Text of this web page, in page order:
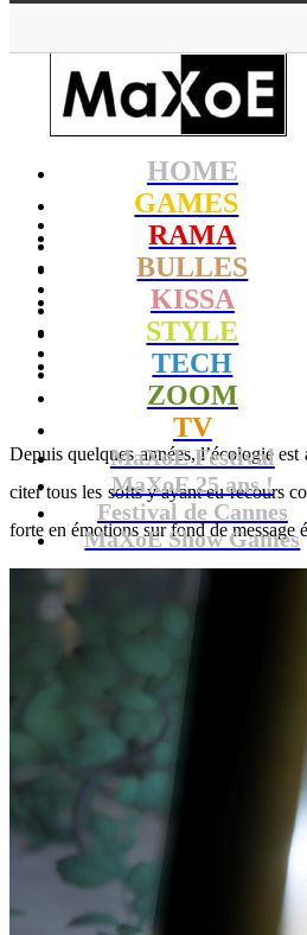
HOME
GAMES
RAMA
BULLES
KISSA
STYLE
TECH
ZOOM
TV
MaXoE Festival
MaXoE 25 ans !
Festival de Cannes
MaXoE Show Games
Depuis quelques années, l’écologie
citer tous les softs y ayant eu recours
forte en émotions sur fond de message